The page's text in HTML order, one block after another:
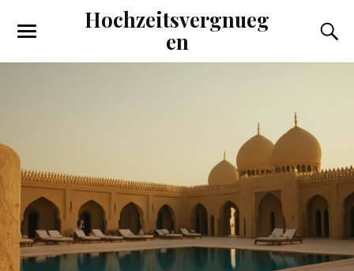
Hochzeitsvergnueg
en